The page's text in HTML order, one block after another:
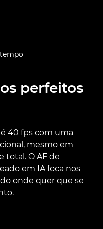
perfeitos
40 fps com uma
mesmo em
total. O AF de
em IA foca nos
onde quer que se